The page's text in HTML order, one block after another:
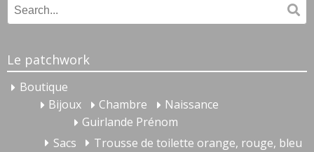
Search
for:
Le patchwork
Boutique
Bijoux
Chambre
Naissance
Guirlande Prénom
Sacs
Trousse de toilette orange, rouge, bleu